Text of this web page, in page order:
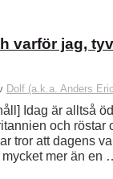
varför jag,
Dolf (a.k.a. Anders
Idag är alltså
och röstar
tror att dagens
mer än en